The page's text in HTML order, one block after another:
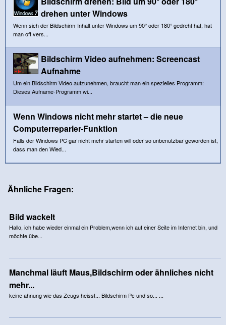
drehen unter Windows
Wenn sich der Bildschirm-Inhalt unter Windows um 90° oder 180° gedreht hat, hat
man oft vers...
Bildschirm Video aufnehmen: Screencast
Aufnahme
Um ein Bildschirm Video aufzunehmen, braucht man ein spezielles Programm:
Dieses Aufname-Programm wi...
Wenn Windows nicht mehr startet – die neue
Computerreparier-Funktion
Falls der Windows PC gar nicht mehr starten will oder so unbenutzbar geworden ist,
dass man den Wied...
Ähnliche Fragen:
Bild wackelt
Hallo, ich habe wieder einmal ein Problem,wenn ich auf einer Seite im Internet bin, und
möchte übe...
Manchmal läuft Maus,Bildschirm oder ähnliches nicht
mehr...
keine ahnung wie das Zeugs heisst... Bildschirm Pc und so... ...